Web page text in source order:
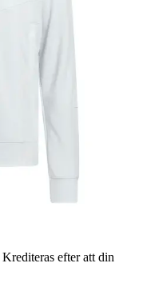
Krediteras efter att din